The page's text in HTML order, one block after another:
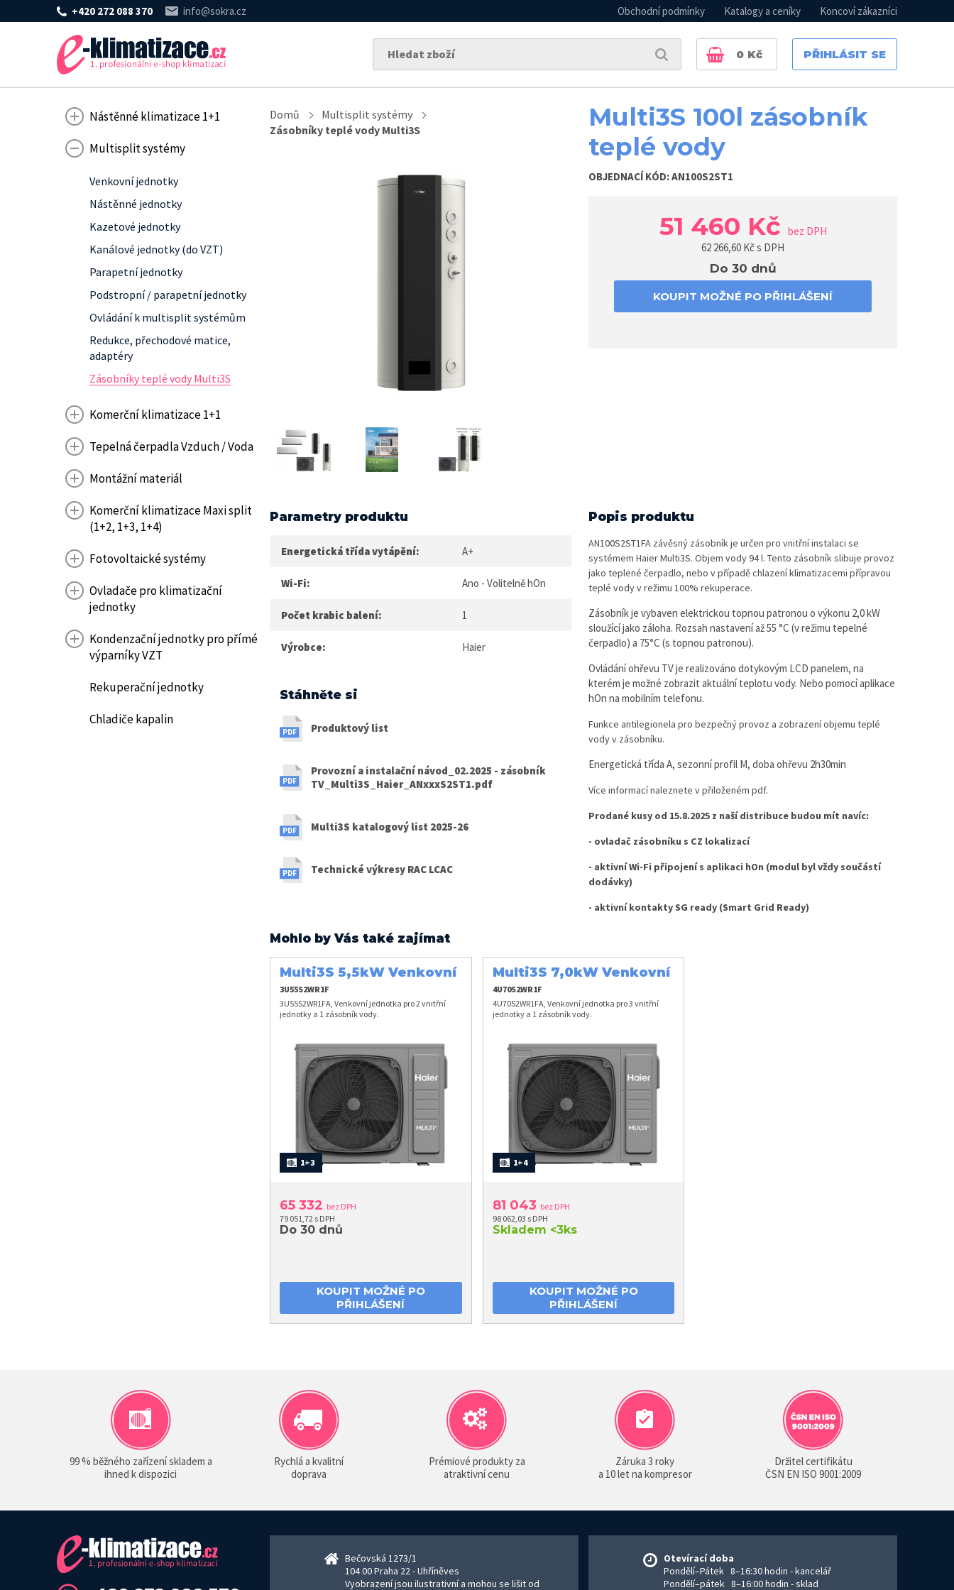
+420 272 088 370 info@sokra.cz Obchodní podmínky Katalogy a ceníky Koncoví zákazníci
PŘIHLÁSIT SE
0 Kč
Nástěnné klimatizace 1+1
Multisplit systémy
Venkovní jednotky
Nástěnné jednotky
Kazetové jednotky
Kanálové jednotky (do VZT)
Parapetní jednotky
Podstropní / parapetní jednotky
Ovládání k multisplit systémům
Redukce, přechodové matice,
adaptéry
Zásobníky teplé vody Multi3S
Komerční klimatizace 1+1
Tepelná čerpadla Vzduch / Voda
Montážní materiál
Komerční klimatizace Maxi split
(1+2, 1+3, 1+4)
Fotovoltaické systémy
Ovladače pro klimatizační
jednotky
Kondenzační jednotky pro přímé
výparníky VZT
Rekuperační jednotky
Chladiče kapalin
Domů
Multisplit systémy
Zásobníky teplé vody Multi3S
Multi3S 100l zásobník
teplé vody
OBJEDNACÍ KÓD:AN100S2ST1
51 460 Kč bez DPH
62 266,60 Kč s DPH
Do 30 dnů
KOUPIT MOŽNÉ PO PŘIHLÁŠENÍ
Parametry produktu
Energetická třída vytápění: A+
Wi-Fi: Ano - Volitelně hOn
Počet krabic balení: 1
Výrobce: Haier
Popis produktu
AN100S2ST1FA závěsný zásobník je určen pro vnitřní instalaci se
systémem Haier Multi3S. Objem vody 94 l. Tento zásobník slibuje provoz
jako teplené čerpadlo, nebo v případě chlazení klimatizacemi přípravou
teplé vody v režimu 100% rekuperace.
Zásobník je vybaven elektrickou topnou patronou o výkonu 2,0 kW
sloužící jako záloha. Rozsah nastavení až 55 °C (v režimu tepelné
čerpadlo) a 75°C (s topnou patronou).
Ovládání ohřevu TV je realizováno dotykovým LCD panelem, na
kterém je možné zobrazit aktuální teplotu vody. Nebo pomocí aplikace
hOn na mobilním telefonu.
Funkce antilegionela pro bezpečný provoz a zobrazení objemu teplé
vody v zásobníku.
Energetická třída A, sezonní profil M, doba ohřevu 2h30min
Více informací naleznete v přiloženém pdf.
Prodané kusy od 15.8.2025 z naší distribuce budou mít navíc:
- ovladač zásobníku s CZ lokalizací
- aktivní Wi-Fi připojení s aplikaci hOn (modul byl vždy součástí
dodávky)
- aktivní kontakty SG ready (Smart Grid Ready)
Stáhněte si
Produktový list
Provozní a instalační návod_02.2025 - zásobník
TV_Multi3S_Haier_ANxxxS2ST1.pdf
Multi3S katalogový list 2025-26
Technické výkresy RAC LCAC
Mohlo by Vás také zajímat
Multi3S 5,5kW Venkovní
jednotka
3U55S2WR1F
3U55S2WR1FA, Venkovní jednotka pro 2 vnitřní
jednotky a 1 zásobník vody.
1+3
65 332 bez DPH
79 051,72 s DPH
Do 30 dnů
KOUPIT MOŽNÉ PO
PŘIHLÁŠENÍ
Multi3S 7,0kW Venkovní
jednotka
4U70S2WR1F
4U70S2WR1FA, Venkovní jednotka pro 3 vnitřní
jednotky a 1 zásobník vody.
1+4
81 043 bez DPH
98 062,03 s DPH
Skladem <3ks
KOUPIT MOŽNÉ PO
PŘIHLÁŠENÍ
99 % běžného zařízení skladem a
ihned k dispozici
Rychlá a kvalitní
doprava
Prémiové produkty za
atraktivní cenu
Záruka 3 roky
a 10 let na kompresor
Držitel certifikátu
ČSN EN ISO 9001:2009
Bečovská 1273/1
104 00 Praha 22 - Uhříněves
Vyobrazení jsou ilustrativní a mohou se lišit od
Otevírací doba
Pondělí–Pátek 8–16:30 hodin - kancelář
Pondělí–pátek 8–16:00 hodin - sklad